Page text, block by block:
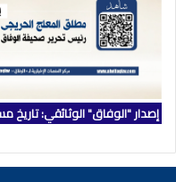
إصدار "الوفاق" الوثائقي: تاريخ